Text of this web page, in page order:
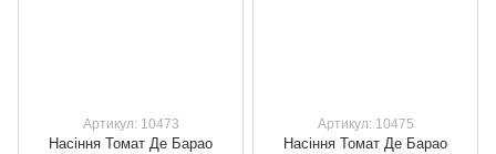
Артикул: 10473
Насіння Томат Де Барао
Артикул: 10475
Насіння Томат Де Барао